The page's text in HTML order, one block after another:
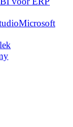
Microsoft